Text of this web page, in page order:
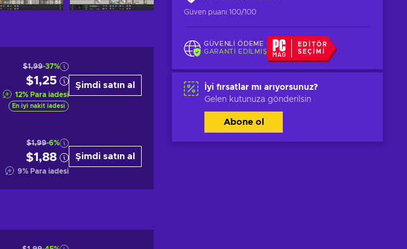
Güven puanı 100/100
GÜVENLI ÖDEME
GARANTI EDILMIŞ
EDITÖR
SEÇIMI
İyi fırsatlar mı arıyorsunuz?
Gelen kutunuza gönderilsin
Abone ol
$1,99-37%
$1,25
12% Para iadesi
En iyi nakit iadesi
Şimdi satın al
$1,99-6%
$1,88
9% Para iadesi
Şimdi satın al